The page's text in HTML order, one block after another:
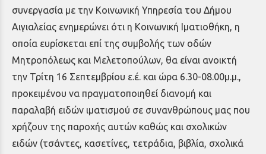
συνεργασία με την Κοινωνική Υπηρεσία του Δήμου
Αιγιαλείας ενημερώνει ότι η Κοινωνική Ιματιοθήκη, η
οποία ευρίσκεται επί της συμβολής των οδών
Μητροπόλεως και Μελετοπούλων, θα είναι ανοικτή
την Τρίτη 16 Σεπτεμβρίου ε.έ. και ώρα 6.30-08.00μ.μ.,
προκειμένου να πραγματοποιηθεί διανομή και
παραλαβή ειδών ιματισμού σε συνανθρώπους μας που
χρήζουν της παροχής αυτών καθώς και σχολικών
ειδών (τσάντες, κασετίνες, τετράδια, βιβλία, σχολικά